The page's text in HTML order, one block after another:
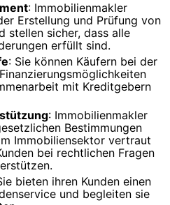
: Immobilienmakler
Erstellung und Prüfung von
stellen sicher, dass alle
erfüllt sind.
: Sie können Käufern bei der
mit Kreditgebern
: Immobilienmakler
Bestimmungen
Immobiliensektor vertraut
bei rechtlichen Fragen
bieten ihren Kunden einen
und begleiten sie